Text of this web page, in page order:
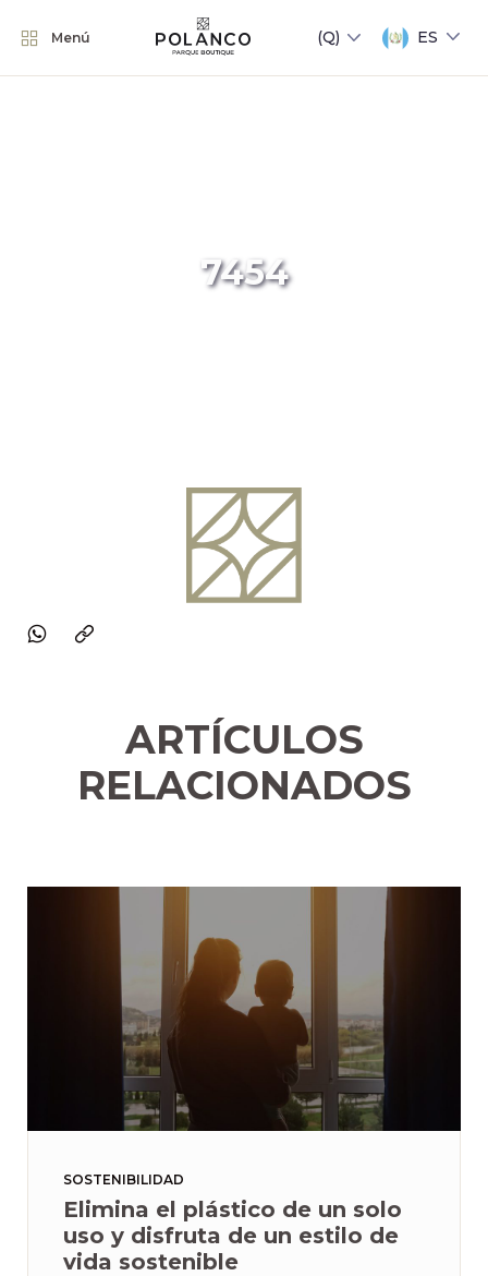
Menú ES
7454
ARTÍCULOS
RELACIONADOS
SOSTENIBILIDAD
Elimina el plástico de un solo
uso y disfruta de un estilo de
vida sostenible